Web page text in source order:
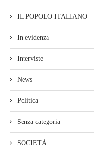
IL POPOLO ITALIANO
In evidenza
Interviste
News
Politica
Senza categoria
SOCIETÀ